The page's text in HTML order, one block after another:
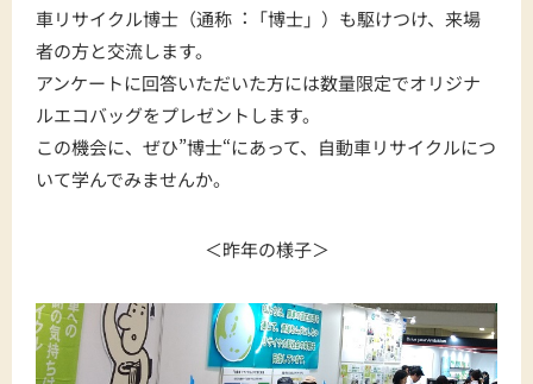
車リサイクル博士（通称︓「博士」）も駆けつけ、来場
者の方と交流します。
アンケートに回答いただいた方には数量限定でオリジナ
ルエコバッグをプレゼントします。
この機会に、ぜひ”博士“にあって、自動車リサイクルにつ
いて学んでみませんか。
＜昨年の様子＞